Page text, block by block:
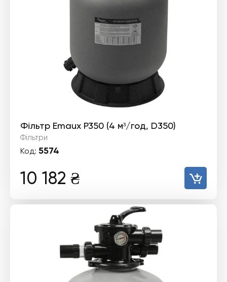
Фільтр Emaux P350 (4 м³/год, D350)
Фільтри
Код: 5574
10 182 ₴